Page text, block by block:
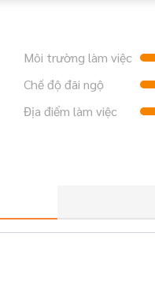
Môi trường làm việc
Chế độ đãi ngộ
Địa điểm làm việc